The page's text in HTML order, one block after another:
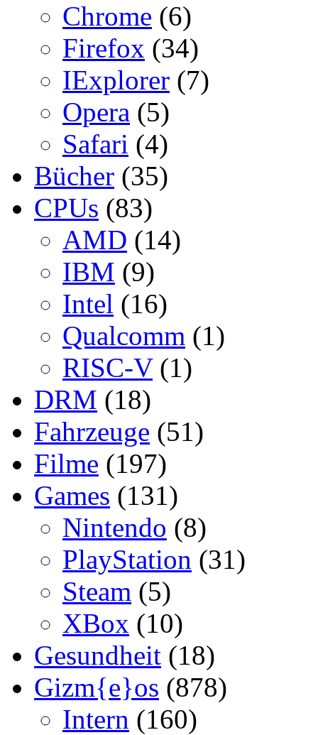
Chrome (6)
Firefox (34)
IExplorer (7)
Opera (5)
Safari (4)
Bücher (35)
CPUs (83)
AMD (14)
IBM (9)
Intel (16)
Qualcomm (1)
RISC-V(1)
DRM (18)
Fahrzeuge (51)
Filme (197)
Games (131)
Nintendo (8)
PlayStation (31)
Steam (5)
XBox (10)
Gesundheit (18)
Gizm{e}os (878)
Intern (160)